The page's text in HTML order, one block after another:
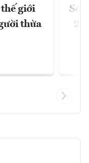
giới
thừa
Số